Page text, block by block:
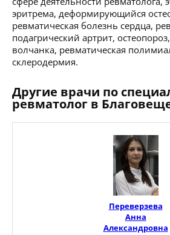
эритрема, деформирующийся
ревматическая болезнь сердца,
подагрический артрит,
волчанка, ревматическая
склеродермия.
Другие врачи по
ревматолог в
Переверзева
Анна
Александровна